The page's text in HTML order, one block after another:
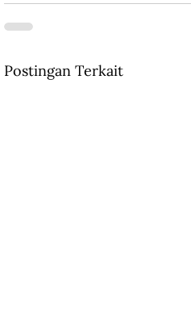
Postingan Terkait